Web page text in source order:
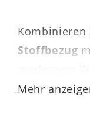
Kombinieren
Stoffbezug
Tellerfuß
Mehr